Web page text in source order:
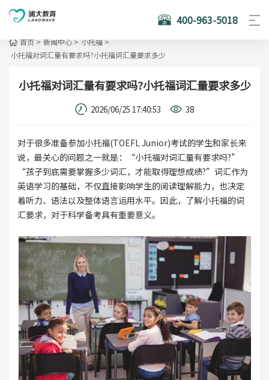
400-963-5018
首页 > 新闻中心 > 小托福 >
小托福对词汇量有要求吗?小托福词汇量要求多少
小托福对词汇量有要求吗?小托福词汇量要求多少
2026/06/25 17:40:53 38
对于很多准备参加小托福(TOEFL Junior)考试的学生和家长来
说，最关心的问题之一就是：“小托福对词汇量有要求吗?”
“孩子到底需要掌握多少词汇，才能取得理想成绩?”词汇作为
英语学习的基础，不仅直接影响学生的阅读理解能力，也决定
着听力、语法以及整体语言运用水平。因此，了解小托福的词
汇要求，对于科学备考具有重要意义。